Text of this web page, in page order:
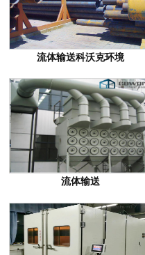
流体输送科沃克环境
流体输送